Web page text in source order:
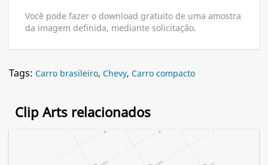
Você pode fazer o download gratuito de uma amostra
da imagem definida, mediante solicitação.
Tags: Carro brasileiro, Chevy, Carro compacto
Clip Arts relacionados